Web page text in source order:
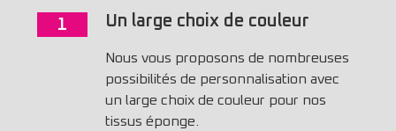
1 Un large choix de couleur
Nous vous proposons de nombreuses
possibilités de personnalisation avec
un large choix de couleur pour nos
tissus éponge.